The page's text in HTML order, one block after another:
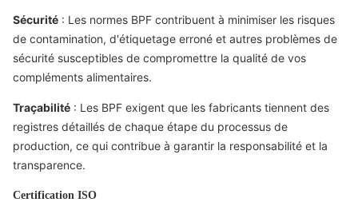
Sécurité : Les normes BPF contribuent à minimiser les risques
de contamination, d'étiquetage erroné et autres problèmes de
sécurité susceptibles de compromettre la qualité de vos
compléments alimentaires.
Traçabilité : Les BPF exigent que les fabricants tiennent des
registres détaillés de chaque étape du processus de
production, ce qui contribue à garantir la responsabilité et la
transparence.
Certification ISO